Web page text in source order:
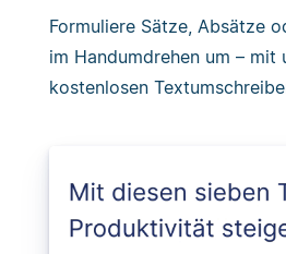
Formuliere Sätze, Absätze
im Handumdrehen um – mit
kostenlosen